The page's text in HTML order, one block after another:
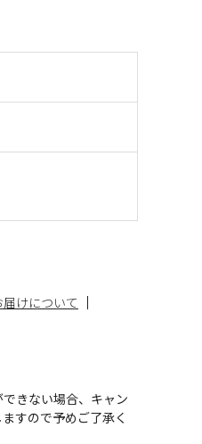
けについて
きない場合、キャン
すので予めご了承く